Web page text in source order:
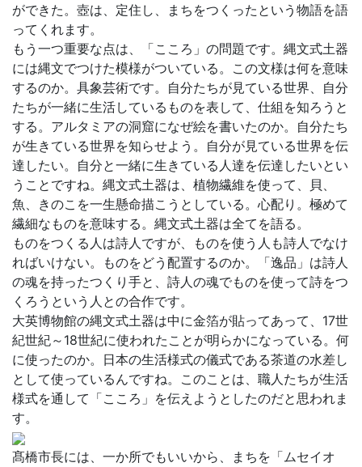
ができた。壺は、定住し、まちをつくったという物語を語
ってくれます。
もう一つ重要な点は、「こころ」の問題です。縄文式土器
には縄文でつけた模様がついている。この文様は何を意味
するのか。具象芸術です。自分たちが見ている世界、自分
たちが一緒に生活しているものを表して、仕組を知ろうと
する。アルタミアの洞窟になぜ絵を書いたのか。自分たち
が生きている世界を知らせよう。自分が見ている世界を伝
達したい。自分と一緒に生きている人達を伝達したいとい
うことですね。縄文式土器は、植物繊維を使って、貝、
魚、きのこを一生懸命描こうとしている。心配り。極めて
繊細なものを意味する。縄文式土器は全てを語る。
ものをつくる人は詩人ですが、ものを使う人も詩人でなけ
ればいけない。ものをどう配置するのか。「逸品」は詩人
の魂を持ったつくり手と、詩人の魂でものを使って詩をつ
くろうという人との合作です。
大英博物館の縄文式土器は中に金箔が貼ってあって、17世
紀世紀～18世紀に使われたことが明らかになっている。何
に使ったのか。日本の生活様式の儀式である茶道の水差し
として使っているんですね。このことは、職人たちが生活
様式を通して「こころ」を伝えようとしたのだと思われま
す。
髙橋市長には、一か所でもいいから、まちを「ムセイオ